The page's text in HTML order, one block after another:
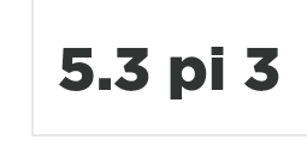
5.3 pi 3